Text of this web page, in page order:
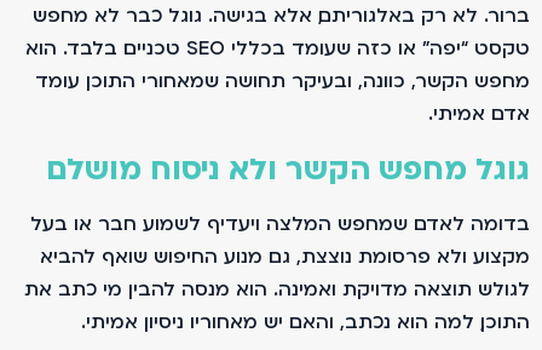
ברור. לא רק באלגוריתם, אלא בגישה. גוגל כבר לא מחפש
טקסט “יפה” או כזה שעומד בכללי SEO טכניים בלבד. הוא
מחפש הקשר, כוונה, ובעיקר תחושה שמאחורי התוכן עומד
אדם אמיתי.
גוגל מחפש הקשר ולא ניסוח מושלם
בדומה לאדם שמחפש המלצה ויעדיף לשמוע חבר או בעל
מקצוע ולא פרסומת נוצצת, גם מנוע החיפוש שואף להביא
לגולש תוצאה מדויקת ואמינה. הוא מנסה להבין מי כתב את
התוכן, למה הוא נכתב, והאם יש מאחוריו ניסיון אמיתי.